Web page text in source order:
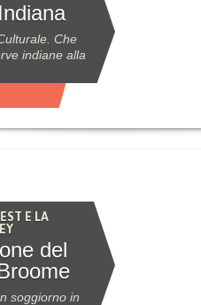
Che
indiane alla
E LA
del
soggiorno in